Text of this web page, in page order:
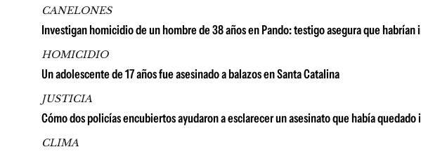
CANELONES
Investigan homicidio de un hombre de 38 años en Pando: testigo asegura que habrían
HOMICIDIO
Un adolescente de 17 años fue asesinado a balazos en Santa Catalina
JUSTICIA
Cómo dos policías encubiertos ayudaron a esclarecer un asesinato que había quedado
CLIMA